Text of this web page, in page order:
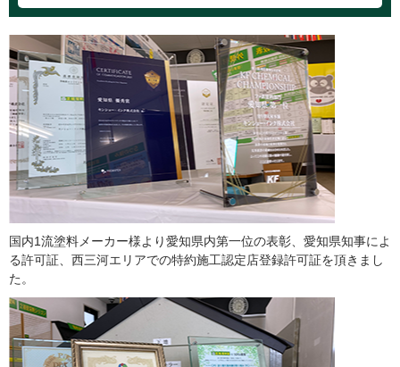
国内1流塗料メーカー様より愛知県内第一位の表彰、愛知県知事によ
る許可証、西三河エリアでの特約施工認定店登録許可証を頂きまし
た。